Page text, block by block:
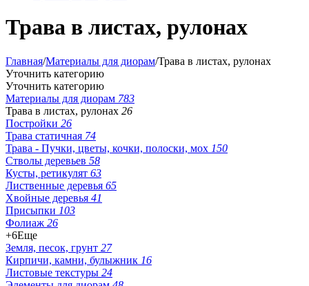
Трава в листах, рулонах
Главная/Материалы для диорам/Трава в листах, рулонах
Уточнить категорию
Уточнить категорию
Материалы для диорам 783
Трава в листах, рулонах 26
Постройки 26
Трава статичная 74
Трава - Пучки, цветы, кочки, полоски, мох 150
Стволы деревьев 58
Кусты, ретикулят 63
Лиственные деревья 65
Хвойные деревья 41
Присыпки 103
Фолиаж 26
+6Еще
Земля, песок, грунт 27
Кирпичи, камни, булыжник 16
Листовые текстуры 24